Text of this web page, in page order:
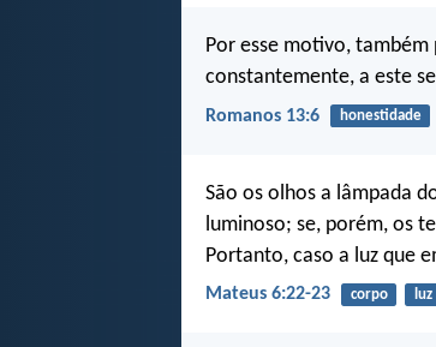
Por esse motivo,
constantemente, a este
Romanos 13:6 honestidade
São os olhos a lâmpada
luminoso; se, porém, os
Portanto, caso a luz que
Mateus 6:22-23 corpo luz